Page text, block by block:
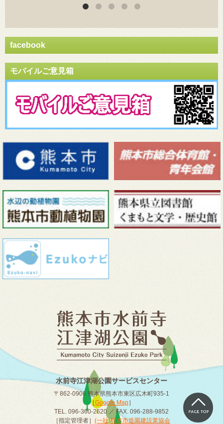
facebook
モバイルご意見箱
水前寺江津湖公園サービスセンター
〒862-0906 熊本県熊本市東区広木町935-1
［Google Map］
TEL. 096-360-2620 ／ FAX. 096-288-9852
［指定管理者］ (一社)熊本市造園建設業協会